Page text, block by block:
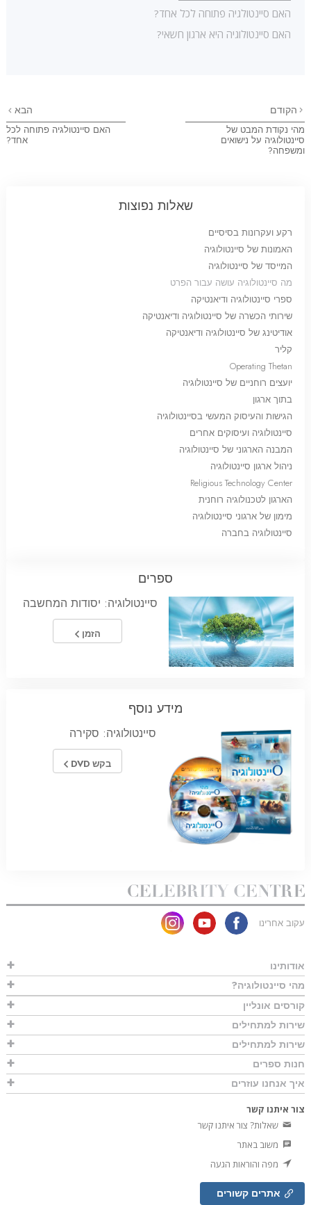
האם סיינטולגיה פתוחה לכל אחד?
האם סיינטולוגיה היא ארגון חשאי?
הקודם
מהי נקודת המבט של
סיינטולוגיה על נישואים
ומשפחה?
הבא
האם סיינטולגיה פתוחה לכל
אחד?
שאלות נפוצות
רקע ועקרונות בסיסיים
האמונות של סיינטולוגיה
המייסד של סיינטולוגיה
מה סיינטולוגיה עושה עבור הפרט
ספרי סיינטולוגיה ודיאנטיקה
שירותי הכשרה של סיינטולוגיה ודיאנטיקה
אודיטינג של סיינטולוגיה ודיאנטיקה
קליר
Operating Thetan
יועצים רוחניים של סיינטולוגיה
בתוך ארגון
הגישות והעיסוק המעשי בסיינטולוגיה
סיינטולוגיה ועיסוקים אחרים
המבנה הארגוני של סיינטולוגיה
ניהול ארגון סיינטולוגיה
Religious Technology Center
הארגון לטכנולוגיה רוחנית
מימון של ארגוני סיינטולוגיה
סיינטולוגיה בחברה
ספרים
סיינטולוגיה: יסודות המחשבה
הזמן
מידע נוסף
סיינטולוגיה: סקירה
בקש DVD
עקוב אחרינו
אודותינו
מהי סיינטולוגיה?
קורסים אונליין
שירות למתחילים
שירות למתחילים
חנות ספרים
איך אנחנו עוזרים
צור איתנו קשר
שאלות? צור איתנו קשר
משוב באתר
מפה והוראות הגעה
אתרים קשורים